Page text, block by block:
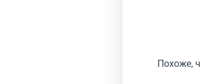
Похоже,